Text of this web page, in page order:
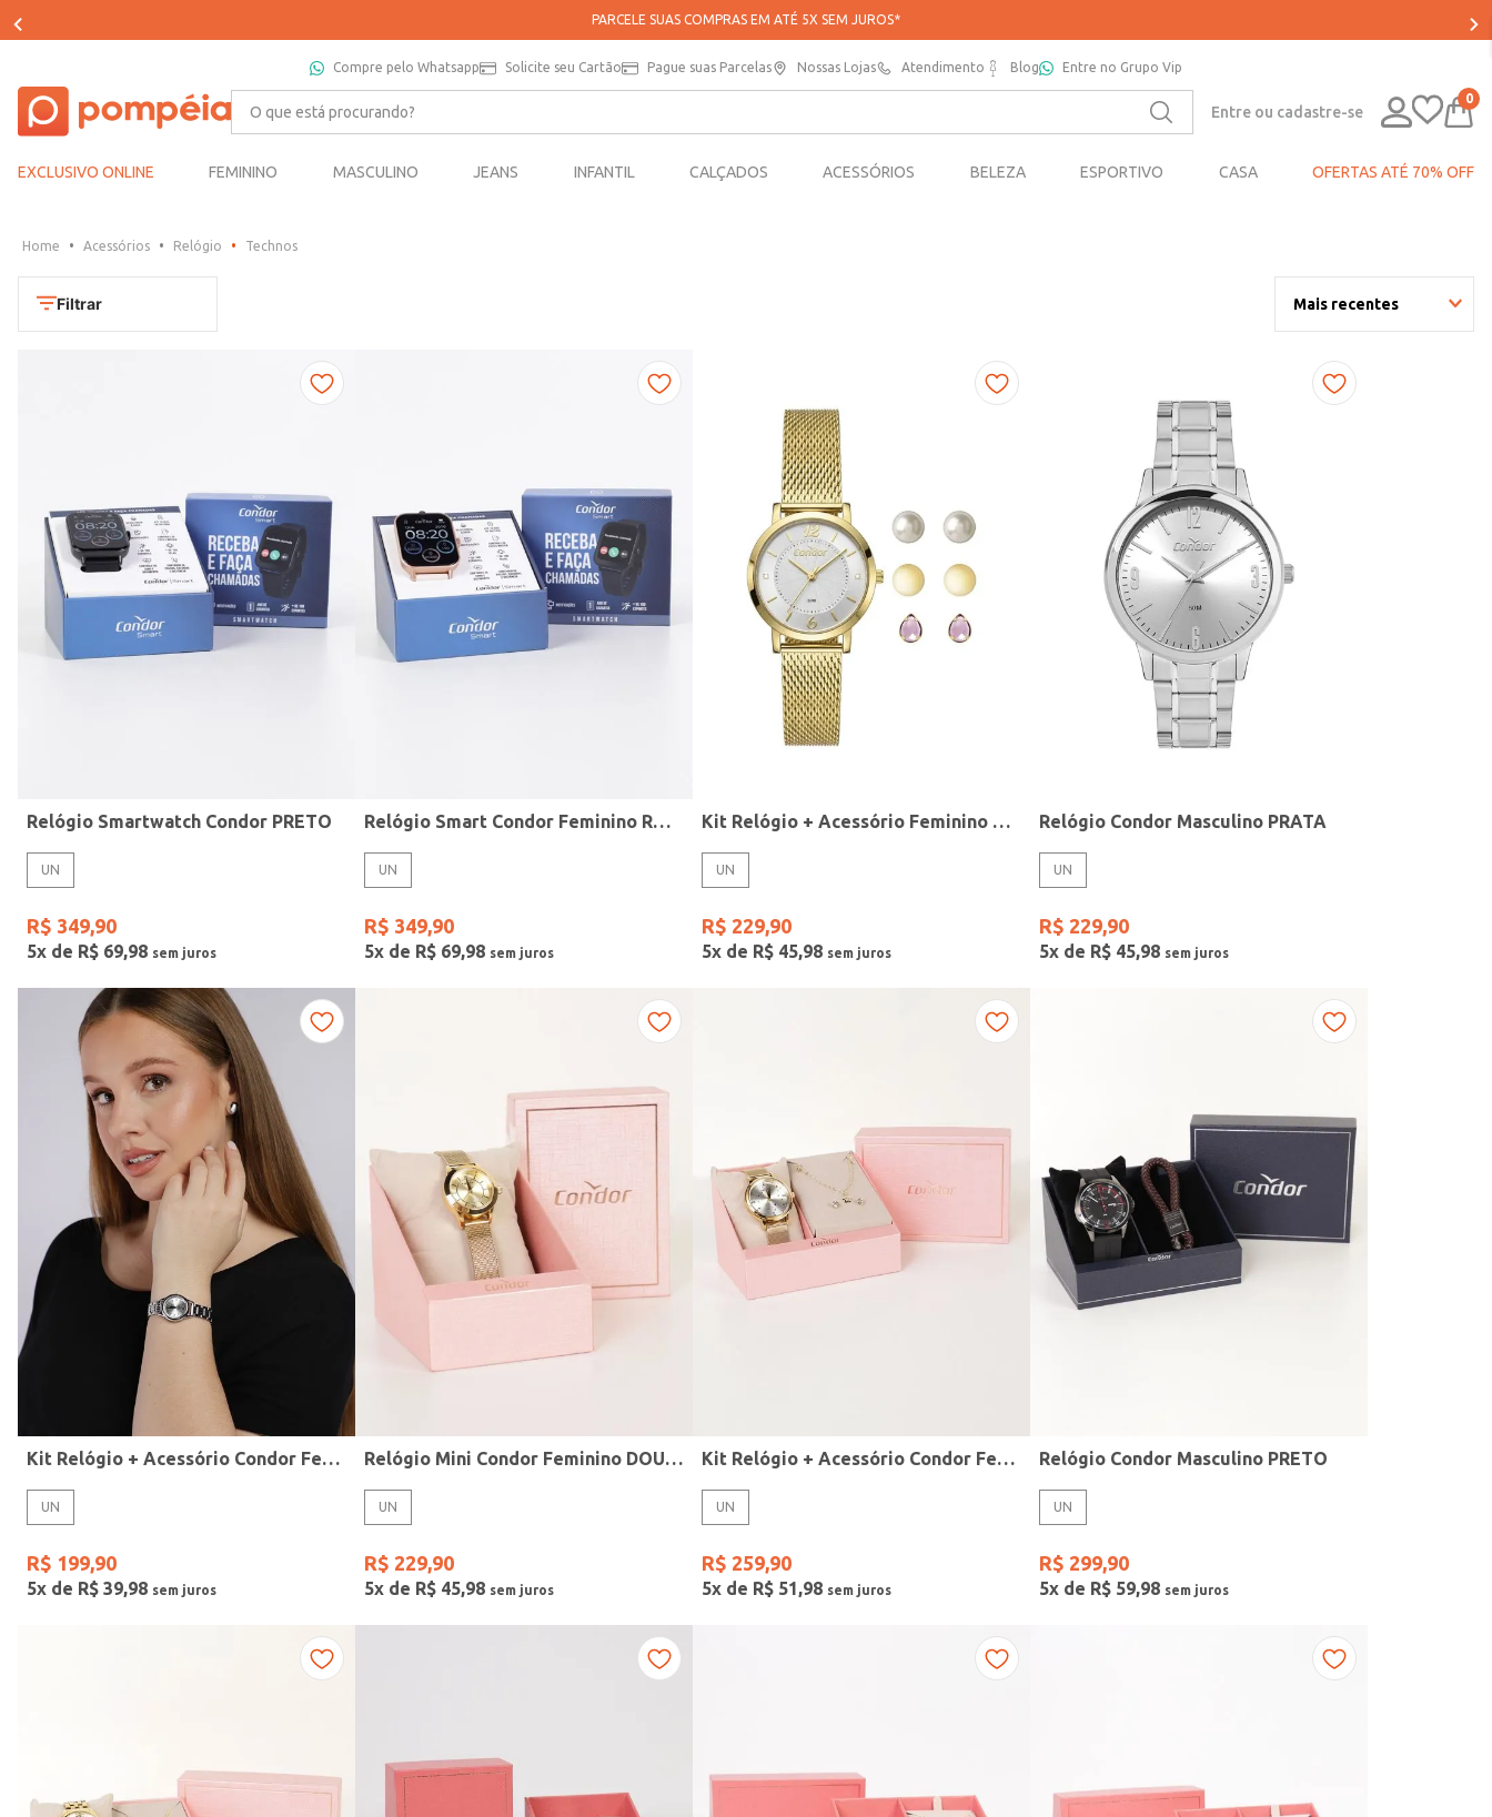
PARCELE SUAS COMPRAS EM ATÉ 5X SEM JUROS*
Compre pelo Whatsapp Solicite seu Cartão Pague suas Parcelas Nossas Lojas Atendimento Blog Entre no Grupo Vip
O que está procurando?
Entre ou cadastre-se
0
EXCLUSIVO ONLINE FEMININO MASCULINO JEANS INFANTIL CALÇADOS ACESSÓRIOS BELEZA ESPORTIVO CASA OFERTAS ATÉ 70% OFF
Acessórios Relógio Technos
Filtrar Mais recentes
UN
Mormaii
Casio
Gang
Preto
Rose
Vermelho
Estilo
Fitness
Relógio Smartwatch Condor PRETO
UN
R$ 349,90
5x de R$ 69,98
Relógio Smart Condor Feminino ROSE
UN
R$ 349,90
5x de R$ 69,98
Kit Relógio + Acessório Feminino DOURADO
UN
R$ 229,90
5x de R$ 45,98
Relógio Condor Masculino PRATA
UN
R$ 229,90
5x de R$ 45,98
Kit Relógio + Acessório Condor Feminino PRATA
UN
R$ 199,90
5x de R$ 39,98
Relógio Mini Condor Feminino DOURADO
UN
R$ 229,90
5x de R$ 45,98
Kit Relógio + Acessório Condor Feminino DOURADO
UN
R$ 259,90
5x de R$ 51,98
Relógio Condor Masculino PRETO
UN
R$ 299,90
5x de R$ 59,98